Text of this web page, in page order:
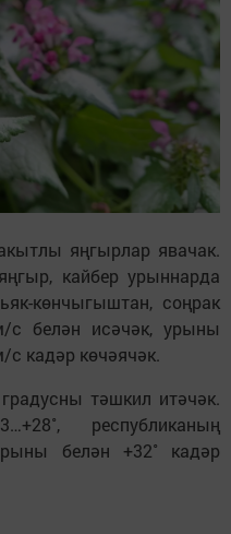
яңгырлар явачак.
кайбер урыннарда
көнчыгыштан, соңрак
с белән исәчәк, урыны
кадәр көчәячәк.
тәшкил итәчәк.
республиканың
белән +32˚ кадәр